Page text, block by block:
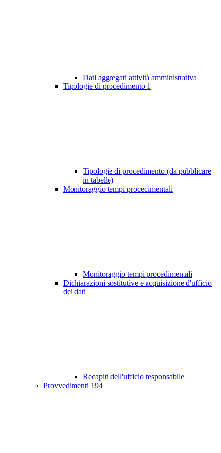
Dati aggregati attività amministrativa
Tipologie di procedimento 1
Tipologie di procedimento (da pubblicare
in tabelle)
Monitoraggio tempi procedimentali
Monitoraggio tempi procedimentali
Dichiarazioni sostitutive e acquisizione d'ufficio
dei dati
Recapiti dell'ufficio responsabile
Provvedimenti 194